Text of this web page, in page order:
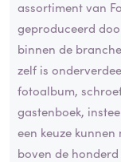
assortiment van
geproduceerd
binnen de
zelf is
fotoalbum,
gastenboek,
een keuze
boven de